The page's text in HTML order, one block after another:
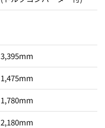
3,395mm
1,475mm
1,780mm
2,180mm